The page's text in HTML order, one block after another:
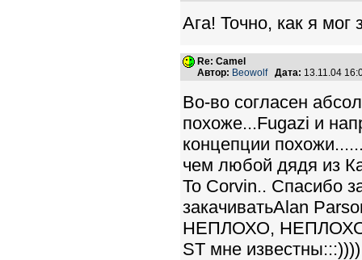
Ага! Точно, как я
Re: Camel
Автор: Beowolf Дата: 13.11.04
Во-во согласен
похоже...Fugazi и
концепции
чем любой дядя из
To Corvin.. Спасибо
закачиватьAlan
НЕПЛОХО,
ST мне